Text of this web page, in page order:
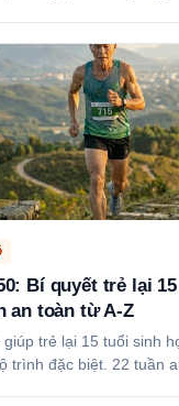
Bí quyết trẻ lại
an toàn từ A-Z
trẻ lại 15 tuổi sinh
trình đặc biệt. 22 tuần